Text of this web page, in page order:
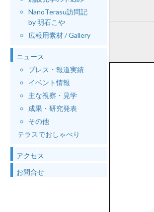
NanoTerasu訪問記
by 明石こや
広報用素材 / Gallery
ニュース
プレス・報道実績
イベント情報
主な視察・見学
成果・研究発表
その他
テラスでおしゃべり
アクセス
お問合せ